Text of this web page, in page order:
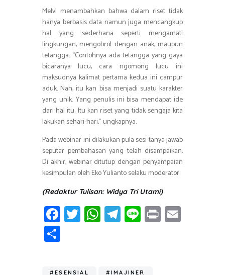
Melvi menambahkan bahwa dalam riset tidak
hanya berbasis data namun juga mencangkup
hal yang sederhana seperti mengamati
lingkungan, mengobrol dengan anak, maupun
tetangga. “Contohnya ada tetangga yang gaya
bicaranya lucu, cara ngomong lucu ini
maksudnya kalimat pertama kedua ini campur
aduk. Nah, itu kan bisa menjadi suatu karakter
yang unik. Yang penulis ini bisa mendapat ide
dari hal itu. Itu kan riset yang tidak sengaja kita
lakukan sehari-hari,” ungkapnya.
Pada webinar ini dilakukan pula sesi tanya jawab
seputar pembahasan yang telah disampaikan.
Di akhir, webinar ditutup dengan penyampaian
kesimpulan oleh Eko Yulianto selaku moderator.
(Redaktur Tulisan: Widya Tri Utami)
Fa
ce
T
wi
W
h
T
el
Li
n
Pr
in
ar
#ESENSIAL #IMAJINER